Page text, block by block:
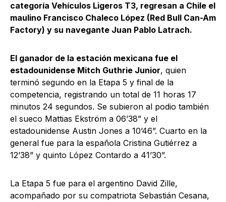
categoría Vehículos Ligeros T3, regresan a Chile el
maulino Francisco Chaleco López (Red Bull Can-Am
Factory) y su navegante Juan Pablo Latrach.
El ganador de la estación mexicana fue el
estadounidense Mitch Guthrie Junior, quien
terminó segundo en la Etapa 5 y final de la
competencia, registrando un total de 11 horas 17
minutos 24 segundos. Se subieron al podio también
el sueco Mattias Ekström a 06’38” y el
estadounidense Austin Jones a 10’46”. Cuarto en la
general fue para la española Cristina Gutiérrez a
12’38” y quinto López Contardo a 41’30”.
La Etapa 5 fue para el argentino David Zille,
acompañado por su compatriota Sebastián Cesana,